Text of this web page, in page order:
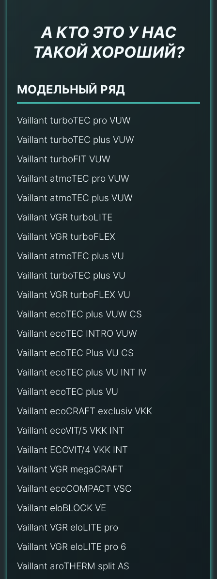
А КТО ЭТО У НАС
ТАКОЙ ХОРОШИЙ?
МОДЕЛЬНЫЙ РЯД
Vaillant turboTEC pro VUW
Vaillant turboTEC plus VUW
Vaillant turboFIT VUW
Vaillant atmoTEC pro VUW
Vaillant atmoTEC plus VUW
Vaillant VGR turboLITE
Vaillant VGR turboFLEX
Vaillant atmoTEC plus VU
Vaillant turboTEC plus VU
Vaillant VGR turboFLEX VU
Vaillant ecoTEC plus VUW CS
Vaillant ecoTEC INTRO VUW
Vaillant ecoTEC Plus VU CS
Vaillant ecoTEC plus VU INT IV
Vaillant ecoTEC plus VU
Vaillant ecoCRAFT exclusiv VKK
Vaillant ecoVIT/5 VKK INT
Vaillant ECOVIT/4 VKK INT
Vaillant VGR megaCRAFT
Vaillant ecoCOMPACT VSC
Vaillant eloBLOCK VE
Vaillant VGR eloLITE pro
Vaillant VGR eloLITE pro 6
Vaillant aroTHERM split AS